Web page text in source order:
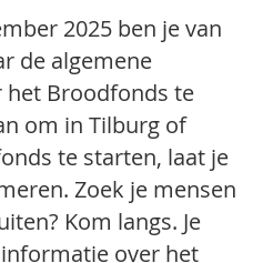
2025 ben je van
de algemene
Broodfonds te
om in Tilburg of
te starten, laat je
Zoek je mensen
Kom langs. Je
over het